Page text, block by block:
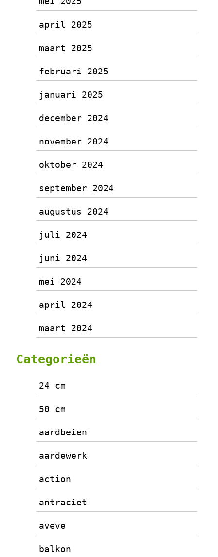
april 2025
maart 2025
februari 2025
januari 2025
december 2024
november 2024
oktober 2024
september 2024
augustus 2024
juli 2024
juni 2024
mei 2024
april 2024
maart 2024
Categorieën
24 cm
50 cm
aardbeien
aardewerk
action
antraciet
aveve
balkon